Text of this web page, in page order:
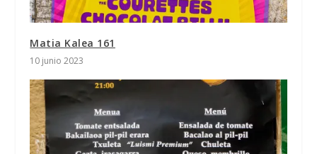
Matia Kalea 161
10 junio 2023